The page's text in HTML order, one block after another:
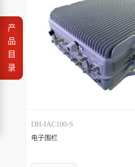
产
品
目
录
DH-IAC100-S
电子围栏